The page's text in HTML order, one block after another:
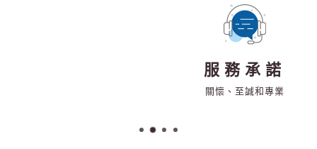
服務承諾
關懷、至誠和專業